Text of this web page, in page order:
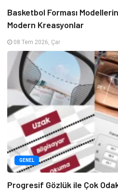
Basketbol Forması
Modern Kreasyonlar
08 Tem 2026, Çar
GENEL
Progresif Gözlük ile Çok